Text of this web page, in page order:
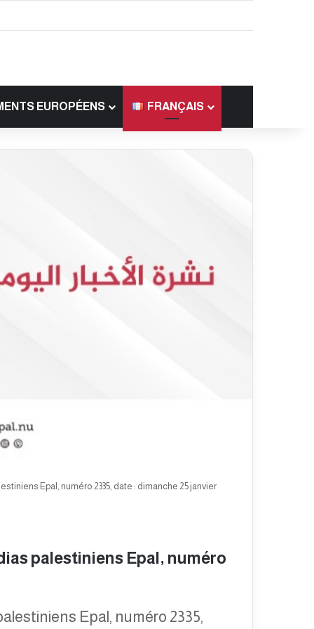
EUROPÉENS FRANÇAIS
Epal, numéro 2335, date : dimanche 25 janvier
palestiniens Epal, numéro
Epal, numéro 2335,